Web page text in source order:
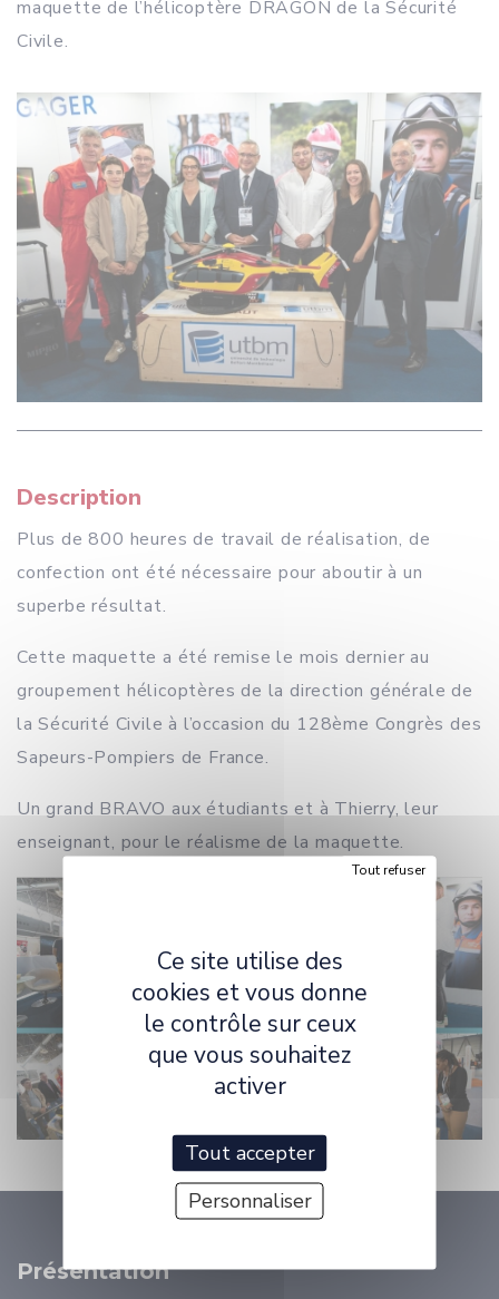
maquette de l’hélicoptère DRAGON de la Sécurité
Civile.
Description
Plus de 800 heures de travail de réalisation, de
confection ont été nécessaire pour aboutir à un
superbe résultat.
Cette maquette a été remise le mois dernier au
groupement hélicoptères de la direction générale de
la Sécurité Civile à l’occasion du 128ème Congrès des
Sapeurs-Pompiers de France.
Un grand BRAVO aux étudiants et à Thierry, leur
enseignant, pour le réalisme de la maquette.
Présentation
Ce site utilise des
cookies et vous donne
le contrôle sur ceux
que vous souhaitez
activer
Tout accepter
Tout refuser
Personnaliser